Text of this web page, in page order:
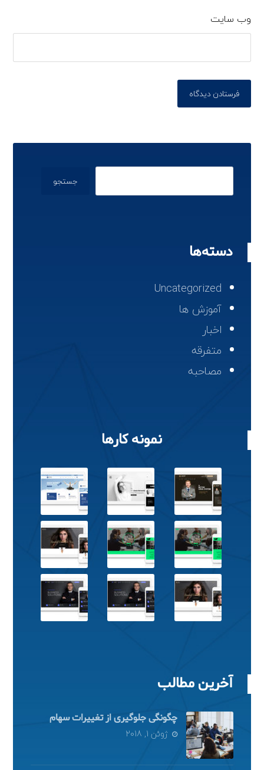
وب‌ سایت
فرستادن دیدگاه
جستجو
دسته‌ها
Uncategorized
آموزش ها
اخبار
متفرقه
مصاحبه
نمونه کارها
آخرین مطالب
چگونگی جلوگیری از تغییرات سهام
ژوئن 1, 2018